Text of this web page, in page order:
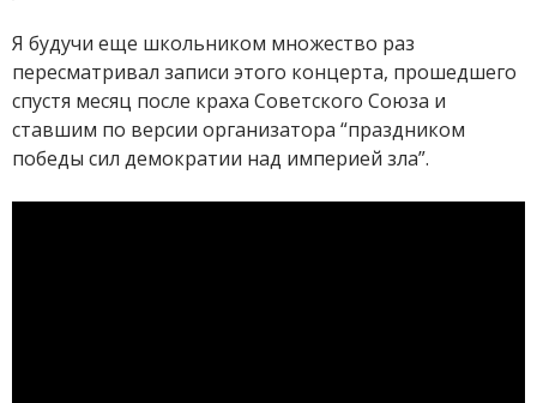
Я будучи еще школьником множество раз
пересматривал записи этого концерта, прошедшего
спустя месяц после краха Советского Союза и
ставшим по версии организатора “праздником
победы сил демократии над империей зла”.